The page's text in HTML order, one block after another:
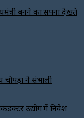
बनने का सपना देखते
ने संभाली
उद्योग में निवेश